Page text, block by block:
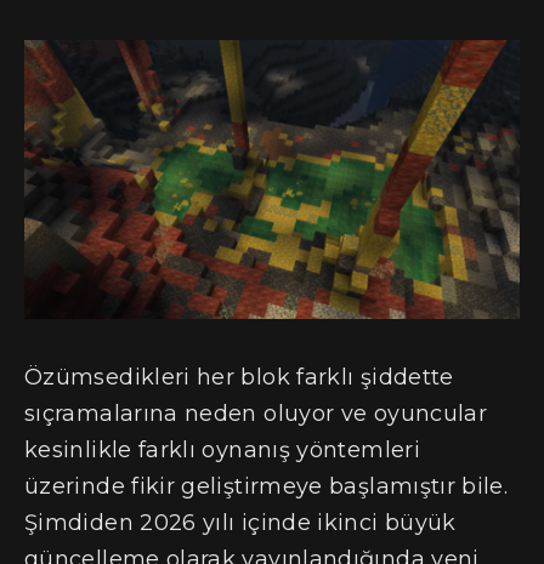
Özümsedikleri her blok farklı şiddette
sıçramalarına neden oluyor ve oyuncular
kesinlikle farklı oynanış yöntemleri
üzerinde fikir geliştirmeye başlamıştır bile.
Şimdiden 2026 yılı içinde ikinci büyük